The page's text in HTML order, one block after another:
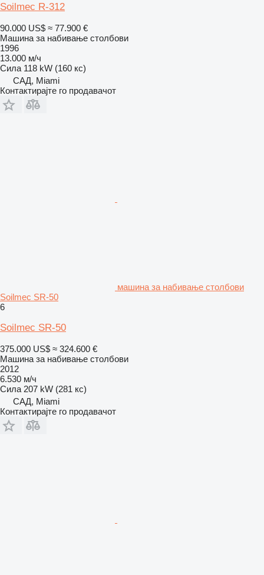
Soilmec R-312
90.000 US$ ≈ 77.900 €
Машина за набивање столбови
1996
13.000 м/ч
Сила 118 kW (160 кс)
САД, Miami
Контактирајте го продавачот
машина за набивање столбови
Soilmec SR-50
6
Soilmec SR-50
375.000 US$ ≈ 324.600 €
Машина за набивање столбови
2012
6.530 м/ч
Сила 207 kW (281 кс)
САД, Miami
Контактирајте го продавачот